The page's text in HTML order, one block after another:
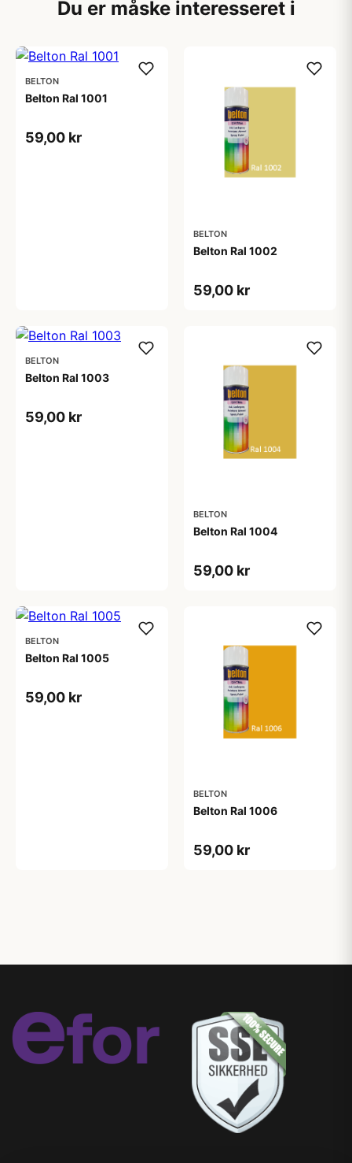
Du er måske interesseret i
BELTON
Belton Ral 1001
59,00 kr
BELTON
Belton Ral 1002
59,00 kr
BELTON
Belton Ral 1003
59,00 kr
BELTON
Belton Ral 1004
59,00 kr
BELTON
Belton Ral 1005
59,00 kr
BELTON
Belton Ral 1006
59,00 kr